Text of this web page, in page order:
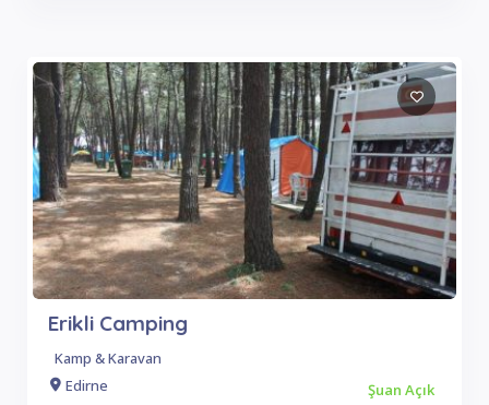
Erikli Camping
Kamp & Karavan
Edirne
Şuan Açık